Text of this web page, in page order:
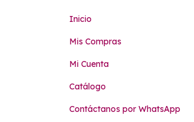
Inicio
Mis Compras
Mi Cuenta
Catálogo
Contáctanos por WhatsApp